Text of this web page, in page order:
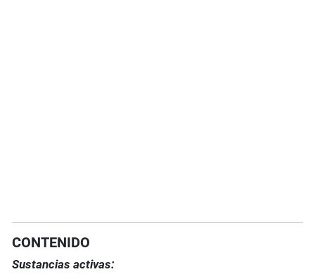
CONTENIDO
Sustancias activas: